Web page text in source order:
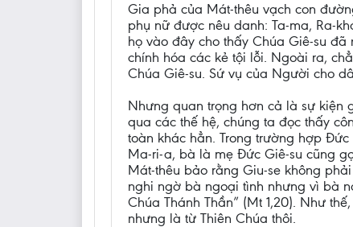
Gia phả của Mát-thêu vạch con
phụ nữ được nêu danh: Ta-ma, Ra-
họ vào đây cho thấy Chúa Giê-su
chính hóa các kẻ tội lỗi. Ngoài ra,
Chúa Giê-su. Sứ vụ của Người cho
Nhưng quan trọng hơn cả là sự kiện
qua các thế hệ, chúng ta đọc thấy
toàn khác hẳn. Trong trường hợp
Ma-ri-a, bà là mẹ Đức Giê-su cũng
Mát-thêu bảo rằng Giu-se không
nghi ngờ bà ngoại tình nhưng vì bà
Chúa Thánh Thần” (Mt 1,20). Như
nhưng là từ Thiên Chúa thôi.